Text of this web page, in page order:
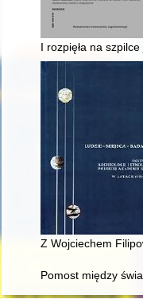
I rozpięła na
Z Wojciechem
Pomost między